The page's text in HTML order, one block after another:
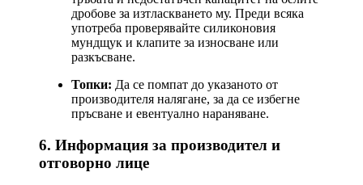
дробове за изтласкването му. Преди всяка
употреба проверявайте силиконовия
мундщук и клапите за износване или
разкъсване.
Топки: Да се помпат до указаното от
производителя налягане, за да се избегне
пръсване и евентуално нараняване.
6. Информация за производител и
отговорно лице